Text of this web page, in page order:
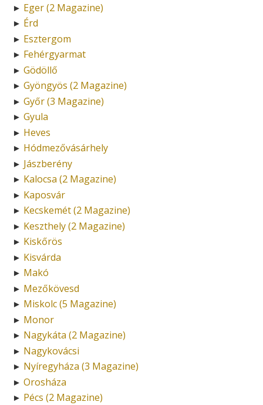
► Eger (2 Magazine)
► Érd
► Esztergom
► Fehérgyarmat
► Gödöllő
► Gyöngyös (2 Magazine)
► Győr (3 Magazine)
► Gyula
► Heves
► Hódmezővásárhely
► Jászberény
► Kalocsa (2 Magazine)
► Kaposvár
► Kecskemét (2 Magazine)
► Keszthely (2 Magazine)
► Kiskőrös
► Kisvárda
► Makó
► Mezőkövesd
► Miskolc (5 Magazine)
► Monor
► Nagykáta (2 Magazine)
► Nagykovácsi
► Nyíregyháza (3 Magazine)
► Orosháza
► Pécs (2 Magazine)